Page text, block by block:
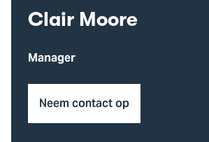
Clair Moore
Manager
Neem contact op